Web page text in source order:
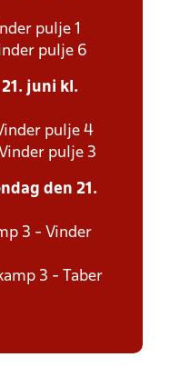
pulje 1
pulje 6
juni kl.
pulje 4
pulje 3
den 21.
3 - Vinder
3 - Taber